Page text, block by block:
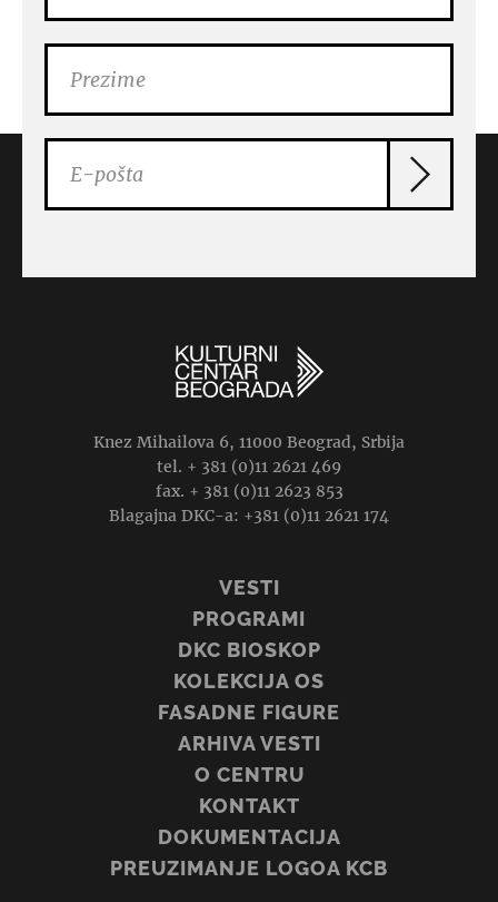
Knez Mihailova 6, 11000 Beograd, Srbija
tel. + 381 (0)11 2621 469
fax. + 381 (0)11 2623 853
Blagajna DKC-a: +381 (0)11 2621 174
VESTI
PROGRAMI
DKC BIOSKOP
KOLEKCIJA OS
FASADNE FIGURE
ARHIVA VESTI
O CENTRU
KONTAKT
DOKUMENTACIJA
PREUZIMANJE LOGOA KCB